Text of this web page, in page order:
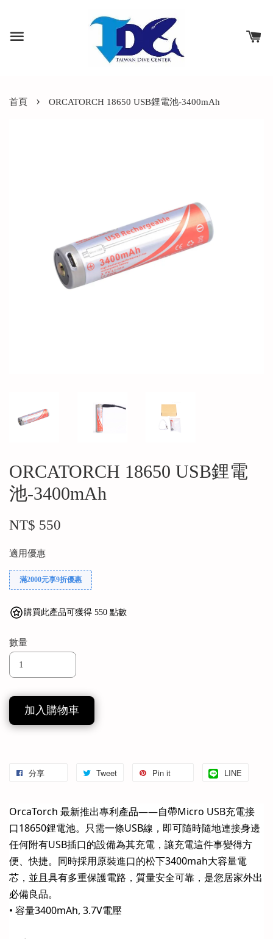
首頁 › ORCATORCH 18650 USB鋰電池-3400mAh
ORCATORCH 18650 USB鋰電
池-3400mAh
NT$ 550
適用優惠
滿2000元享9折優惠
購買此產品可獲得 550 點數
數量
加入購物車
分享 Tweet Pin it LINE
OrcaTorch 最新推出專利產品——自帶Micro USB充電接
口18650鋰電池。只需一條USB線，即可隨時隨地連接身邊
任何附有USB插口的設備為其充電，讓充電這件事變得方
便、快捷。同時採用原裝進口的松下3400mah大容量電
芯，並且具有多重保護電路，質量安全可靠，是您居家外出
必備良品。
• 容量3400mAh, 3.7V電壓